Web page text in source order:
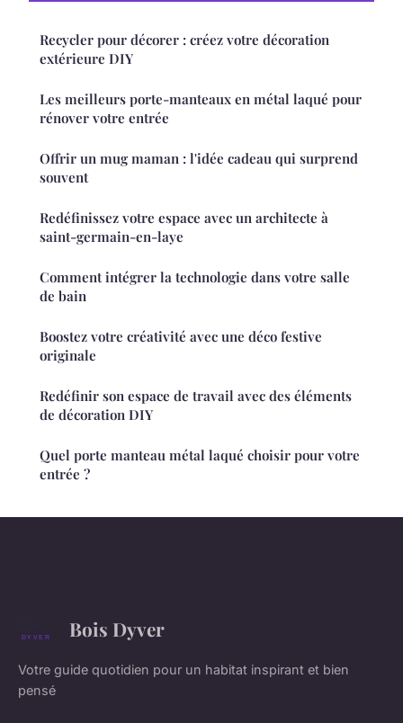
Recycler pour décorer : créez votre décoration
extérieure DIY
Les meilleurs porte-manteaux en métal laqué pour
rénover votre entrée
Offrir un mug maman : l'idée cadeau qui surprend
souvent
Redéfinissez votre espace avec un architecte à
saint-germain-en-laye
Comment intégrer la technologie dans votre salle
de bain
Boostez votre créativité avec une déco festive
originale
Redéfinir son espace de travail avec des éléments
de décoration DIY
Quel porte manteau métal laqué choisir pour votre
entrée ?
Bois Dyver
Votre guide quotidien pour un habitat inspirant et bien
pensé